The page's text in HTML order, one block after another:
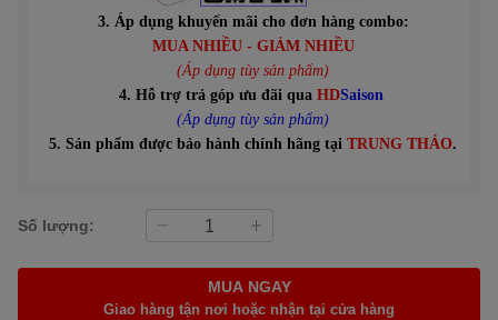
3. Áp dụng khuyến mãi cho đơn hàng combo:
MUA NHIỀU - GIẢM NHIỀU
(Áp dụng tùy sản phẩm)
4. Hỗ trợ trả góp ưu đãi qua HDSaison
(Áp dụng tùy sản phẩm)
5. Sản phẩm được bảo hành chính hãng tại TRUNG THẢO.
Số lượng:
MUA NGAY
Giao hàng tận nơi hoặc nhận tại cửa hàng